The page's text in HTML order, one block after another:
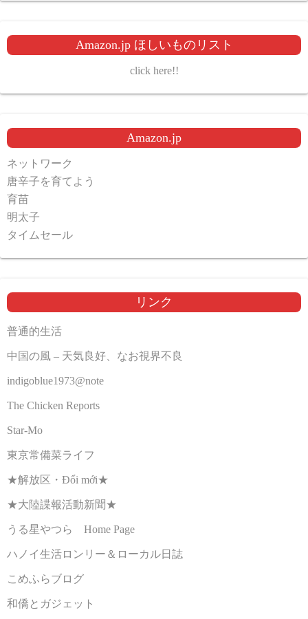
Amazon.jp ほしいものリスト
click here!!
Amazon.jp
ネットワーク
唐辛子を育てよう
育苗
明太子
タイムセール
リンク
普通的生活
中国の風 – 天気良好、なお視界不良
indigoblue1973@note
The Chicken Reports
Star-Mo
東京常備菜ライフ
★解放区・Đổi mới★
★大陸諜報活動新聞★
うる星やつら Home Page
ハノイ生活ロンリー＆ローカル日誌
こめふらブログ
和僑とガジェット